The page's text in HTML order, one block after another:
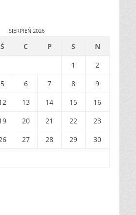
SIERPIEŃ 2026
Ś C P S
N
1
2
5 6 7 8
9
13 14 15
16
20 21 22
23
27 28 29
30